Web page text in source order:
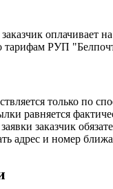
оплачивает
тарифам РУП
только по
равняется
заказчик
адрес и номер